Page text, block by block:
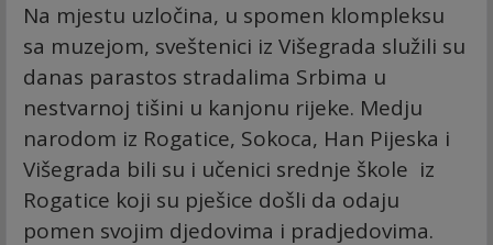
Na mjestu uzločina, u spomen klompleksu
sa muzejom, sveštenici iz Višegrada služili su
danas parastos stradalima Srbima u
nestvarnoj tišini u kanjonu rijeke. Medju
narodom iz Rogatice, Sokoca, Han Pijeska i
Višegrada bili su i učenici srednje škole iz
Rogatice koji su pješice došli da odaju
pomen svojim djedovima i pradjedovima.